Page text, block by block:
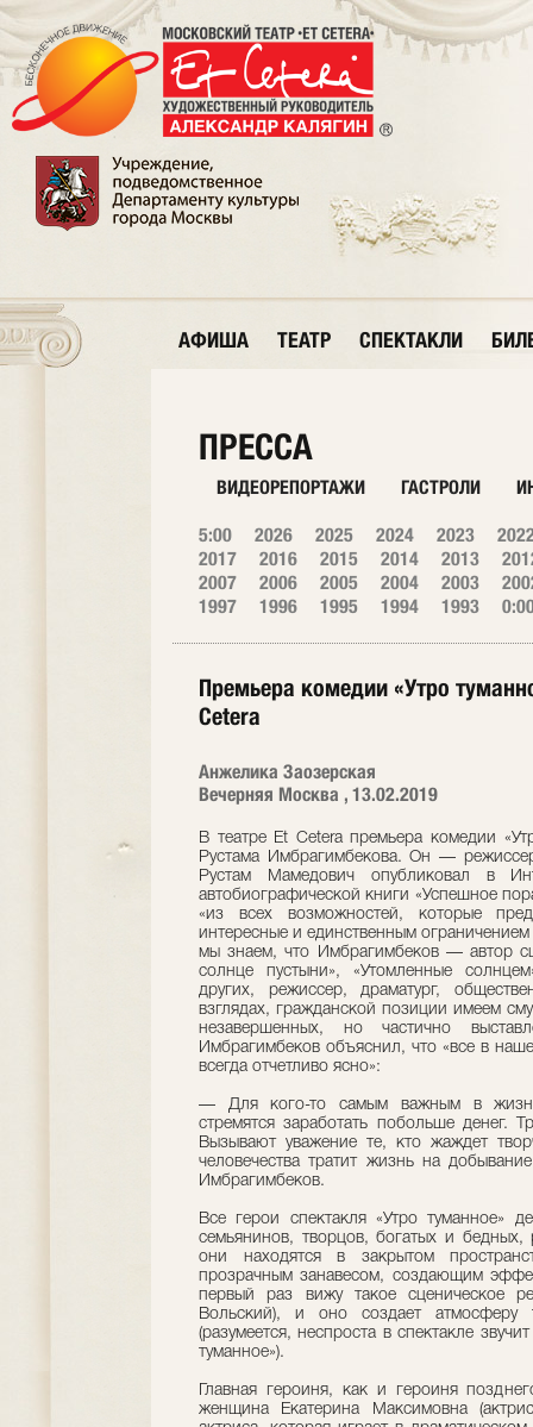
АФИША ТЕАТР СПЕКТАКЛИ
ПРЕССА
ВИДЕОРЕПОРТАЖИ ГАСТРОЛИ
5:00 2026 2025 2024 2023
2017
2016 2015 2014 2013
2007
2006 2005 2004 2003
1997
1996 1995 1994 1993
Премьера комедии «Утро
Cetera
Анжелика Заозерская
Вечерняя Москва , 13.02.2019
В театре Et Cetera премьера комедии
Рустама Имбрагимбекова. Он —
Рустам Мамедович опубликовал в
автобиографической книги «Успешное
«из всех возможностей, которые
интересные и единственным ограничением
мы знаем, что Имбрагимбеков — автор
солнце пустыни», «Утомленные
других, режиссер, драматург,
взглядах, гражданской позиции имеем
незавершенных, но частично
Имбрагимбеков объяснил, что «все в
всегда отчетливо ясно»:
— Для кого-то самым важным в
стремятся заработать побольше денег.
Вызывают уважение те, кто жаждет
человечества тратит жизнь на
Имбрагимбеков.
Все герои спектакля «Утро туманное»
семьянинов, творцов, богатых и
они находятся в закрытом
прозрачным занавесом, создающим
первый раз вижу такое сценическое
Вольский), и оно создает атмосферу
(разумеется, неспроста в спектакле
туманное»).
Главная героиня, как и героиня
женщина Екатерина Максимовна